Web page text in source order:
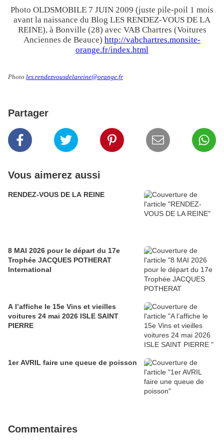
Photo OLDSMOBILE 7 JUIN 2009 (juste pile-poil 1 mois
avant la naissance du Blog LES RENDEZ-VOUS DE LA
REINE), à Bonville (28) avec VAB Chartres (Voitures
Anciennes de Beauce) http://vabchartres.monsite-
orange.fr/index.html
Photo les.rendezvousdelareine@orange.fr
Partager
Vous aimerez aussi
RENDEZ-VOUS DE LA REINE
8 MAI 2026 pour le départ du 17e
Trophée JACQUES POTHERAT
International
A l’affiche le 15e Vins et vieilles
voitures 24 mai 2026 ISLE SAINT
PIERRE
1er AVRIL faire une queue de poisson
Commentaires